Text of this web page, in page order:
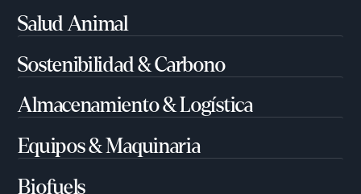
Salud Animal
Sostenibilidad & Carbono
Almacenamiento & Logística
Equipos & Maquinaria
Biofuels